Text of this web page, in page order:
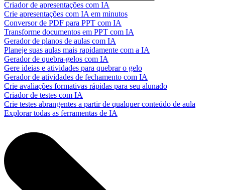
Criador de apresentações com IA
Crie apresentações com IA em minutos
Conversor de PDF para PPT com IA
Transforme documentos em PPT com IA
Gerador de planos de aulas com IA
Planeje suas aulas mais rapidamente com a IA
Gerador de quebra-gelos com IA
Gere ideias e atividades para quebrar o gelo
Gerador de atividades de fechamento com IA
Crie avaliações formativas rápidas para seu alunado
Criador de testes com IA
Crie testes abrangentes a partir de qualquer conteúdo de aula
Explorar todas as ferramentas de IA